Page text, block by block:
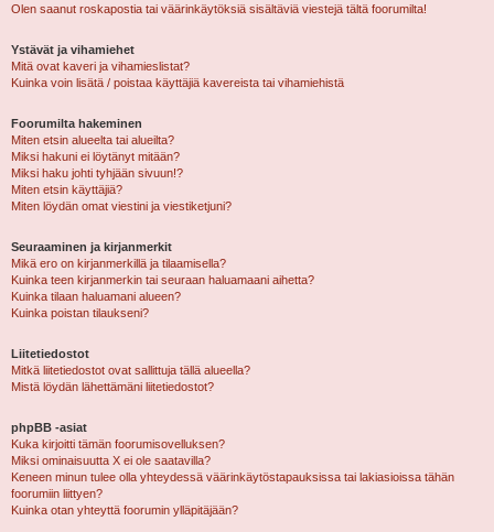
Olen saanut roskapostia tai väärinkäytöksiä sisältäviä viestejä tältä foorumilta!
Ystävät ja vihamiehet
Mitä ovat kaveri ja vihamieslistat?
Kuinka voin lisätä / poistaa käyttäjiä kavereista tai vihamiehistä
Foorumilta hakeminen
Miten etsin alueelta tai alueilta?
Miksi hakuni ei löytänyt mitään?
Miksi haku johti tyhjään sivuun!?
Miten etsin käyttäjiä?
Miten löydän omat viestini ja viestiketjuni?
Seuraaminen ja kirjanmerkit
Mikä ero on kirjanmerkillä ja tilaamisella?
Kuinka teen kirjanmerkin tai seuraan haluamaani aihetta?
Kuinka tilaan haluamani alueen?
Kuinka poistan tilaukseni?
Liitetiedostot
Mitkä liitetiedostot ovat sallittuja tällä alueella?
Mistä löydän lähettämäni liitetiedostot?
phpBB -asiat
Kuka kirjoitti tämän foorumisovelluksen?
Miksi ominaisuutta X ei ole saatavilla?
Keneen minun tulee olla yhteydessä väärinkäytöstapauksissa tai lakiasioissa tähän
foorumiin liittyen?
Kuinka otan yhteyttä foorumin ylläpitäjään?